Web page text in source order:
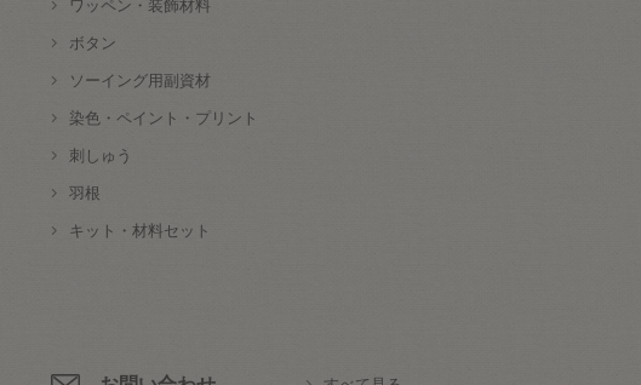
ワッペン・装飾材料
ボタン
ソーイング用副資材
染色・ペイント・プリント
刺しゅう
羽根
キット・材料セット